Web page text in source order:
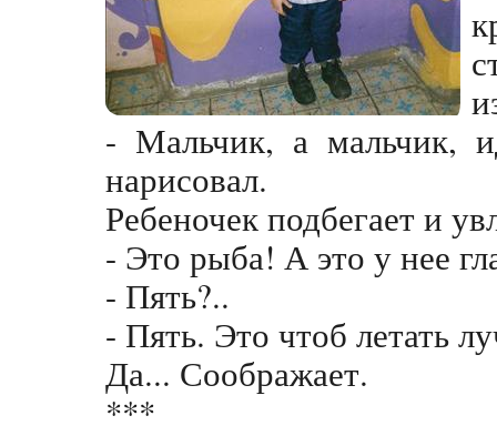
- Мальчик, а мальчик,
нарисовал.
Ребеночек подбегает и
- Это рыба! А это у нее
- Пять?..
- Пять. Это чтоб летать
Да... Соображает.
***